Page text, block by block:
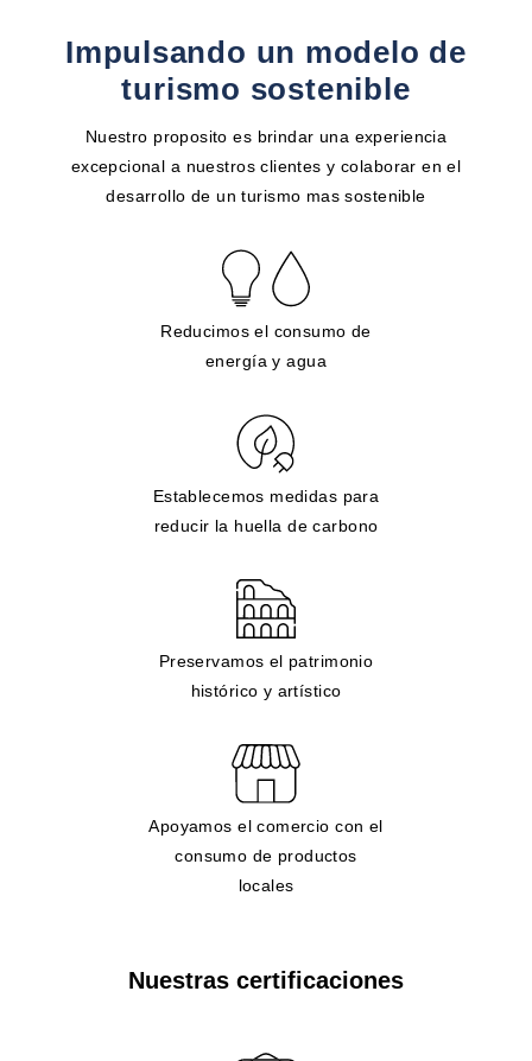
Impulsando un modelo de
turismo sostenible
Nuestro proposito es brindar una experiencia
excepcional a nuestros clientes y colaborar en el
desarrollo de un turismo mas sostenible
Reducimos el consumo de
energía y agua
Establecemos medidas para
reducir la huella de carbono
Preservamos el patrimonio
histórico y artístico
Apoyamos el comercio con el
consumo de productos
locales
Nuestras certificaciones